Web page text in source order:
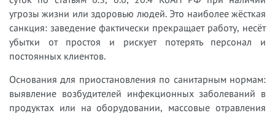
угрозы жизни или здоровью людей. Это наиболее жёсткая
санкция: заведение фактически прекращает работу, несёт
убытки от простоя и рискует потерять персонал и
постоянных клиентов.
Основания для приостановления по санитарным нормам:
выявление возбудителей инфекционных заболеваний в
продуктах или на оборудовании, массовые отравления